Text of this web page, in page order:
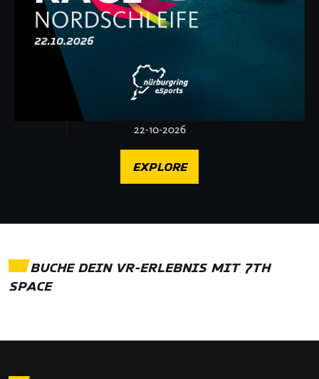
22-10-2026
EXPLORE
BUCHE DEIN VR-ERLEBNIS MIT 7TH
SPACE